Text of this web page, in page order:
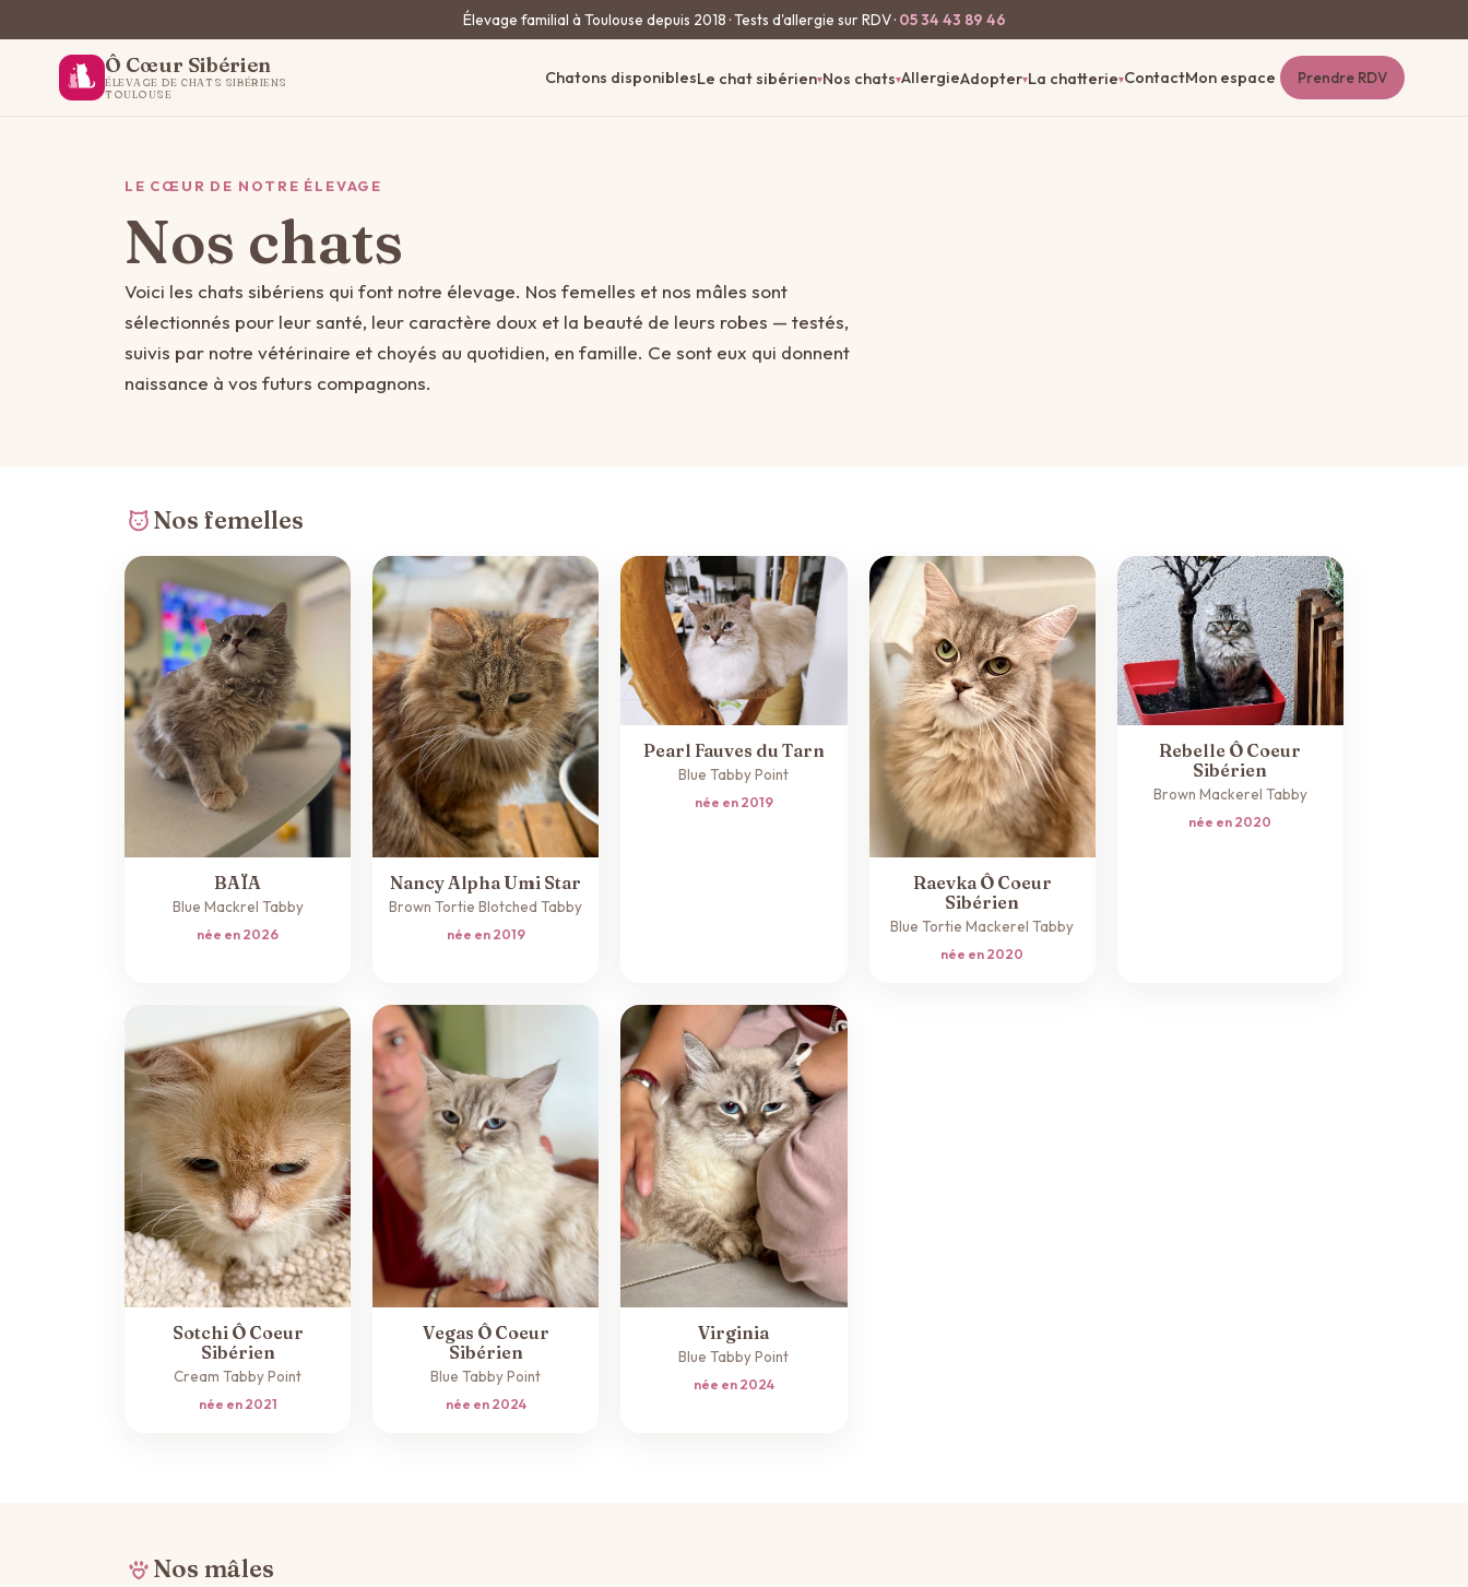
Élevage familial à Toulouse depuis 2018 · Tests d'allergie sur RDV · 05 34 43 89 46
Ô Cœur Sibérien
ÉLEVAGE DE CHATS SIBÉRIENS
TOULOUSE
Chatons disponiblesLe chat sibérien▾Nos chats▾AllergieAdopter▾La chatterie▾ContactMon espace Prendre RDV
LE CŒUR DE NOTRE ÉLEVAGE
Nos chats
Voici les chats sibériens qui font notre élevage. Nos femelles et nos mâles sont
sélectionnés pour leur santé, leur caractère doux et la beauté de leurs robes — testés,
suivis par notre vétérinaire et choyés au quotidien, en famille. Ce sont eux qui donnent
naissance à vos futurs compagnons.
Nos femelles
BAÏA
Blue Mackrel Tabby
née en 2026
Nancy Alpha Umi Star
Brown Tortie Blotched Tabby
née en 2019
Pearl Fauves du Tarn
Blue Tabby Point
née en 2019
Raevka Ô Coeur
Sibérien
Blue Tortie Mackerel Tabby
née en 2020
Rebelle Ô Coeur
Sibérien
Brown Mackerel Tabby
née en 2020
Sotchi Ô Coeur
Sibérien
Cream Tabby Point
née en 2021
Vegas Ô Coeur
Sibérien
Blue Tabby Point
née en 2024
Virginia
Blue Tabby Point
née en 2024
Nos mâles